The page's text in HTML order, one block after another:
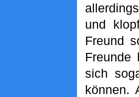
und
Freund
Freunde
sich
können.